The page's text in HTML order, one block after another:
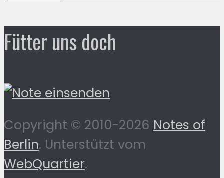
Fütter uns doch
Copyright © 2010-2026 Notes of
Berlin. Unterstützt vom
WebQuartier.